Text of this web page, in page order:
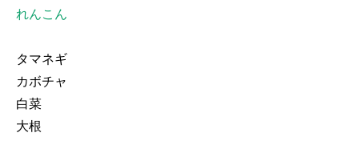
れんこん
タマネギ
カボチャ
白菜
大根